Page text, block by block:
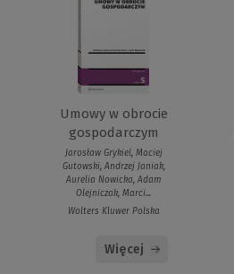
Umowy w obrocie
gospodarczym
Jarosław Grykiel, Maciej
Gutowski, Andrzej Janiak,
Aurelia Nowicka, Adam
Olejniczak, Marci...
Wolters Kluwer Polska
Więcej